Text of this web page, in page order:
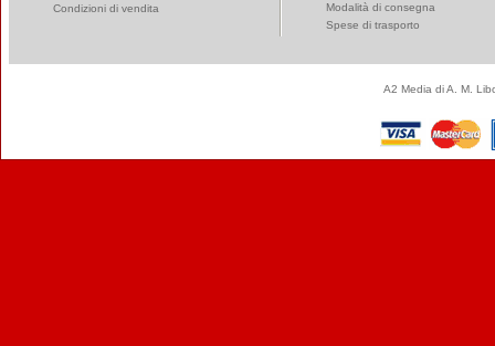
Condizioni di vendita
Modalità di consegna
Spese di trasporto
A2 Media di A. M.